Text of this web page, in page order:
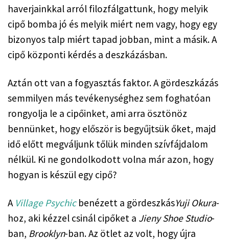
haverjainkkal arról filozfálgattunk, hogy melyik
cipő bomba jó és melyik miért nem vagy, hogy egy
bizonyos talp miért tapad jobban, mint a másik. A
cipő központi kérdés a deszkázásban.
Aztán ott van a fogyasztás faktor. A gördeszkázás
semmilyen más tevékenységhez sem foghatóan
rongyolja le a cipőinket, ami arra ösztönöz
bennünket, hogy először is begyűjtsük őket, majd
idő előtt megváljunk tőlük minden szívfájdalom
nélkül. Ki ne gondolkodott volna már azon, hogy
hogyan is készül egy cipő?
A Village Psychicbenézett a gördeszkásYuji Okura-
hoz, aki kézzel csinál cipőket a Jieny Shoe Studio-
ban, Brooklyn-ban. Az ötlet az volt, hogy újra